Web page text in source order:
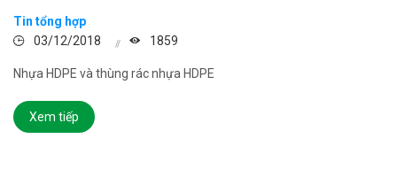
Tin tổng hợp
03/12/2018
1859
Nhựa HDPE và thùng rác nhựa HDPE
Xem tiếp